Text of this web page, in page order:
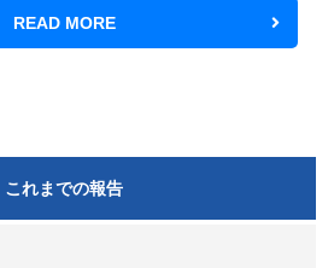
READ MORE
これまでの報告